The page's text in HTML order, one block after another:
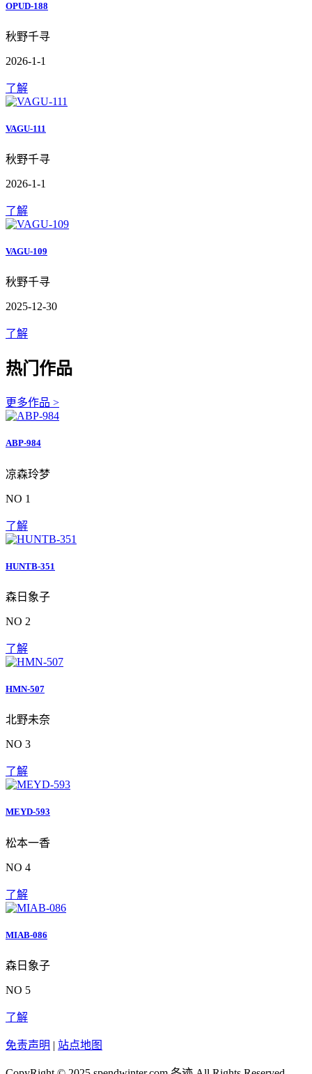
OPUD-188
秋野千寻
2026-1-1
了解
VAGU-111
秋野千寻
2026-1-1
了解
VAGU-109
秋野千寻
2025-12-30
了解
热门作品
更多作品 >
ABP-984
凉森玲梦
NO 1
了解
HUNTB-351
森日象子
NO 2
了解
HMN-507
北野未奈
NO 3
了解
MEYD-593
松本一香
NO 4
了解
MIAB-086
森日象子
NO 5
了解
免责声明 | 站点地图